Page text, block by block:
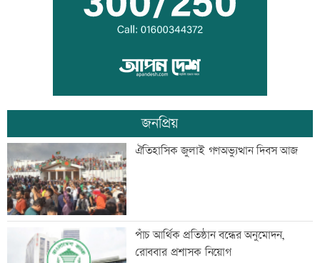
সোমবার রাজধানীর যেসব দোকান-মার্কেট
বন্ধ
সৌদিতে সোফা কারখানায় ভয়াবহ আগুন, ১৬
বাংলাদেশি নিহত
এসএসসি-সমমানের ফল প্রকাশ আজ,
যেভাবে দেখবেন
জনপ্রিয়
ঐতিহাসিক জুলাই গণঅভ্যুত্থান দিবস আজ
পাঁচ আর্থিক প্রতিষ্ঠান বন্ধের অনুমোদন,
রোববার প্রশাসক নিয়োগ